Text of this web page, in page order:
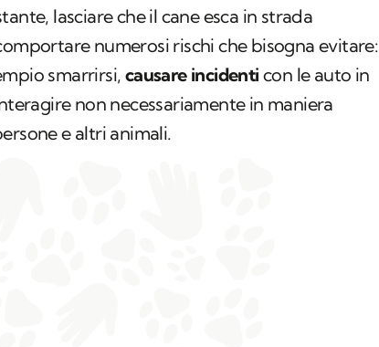
lasciare che il cane esca in strada
numerosi rischi che bisogna evitare:
smarrirsi,causare incidenti con le auto in
non necessariamente in maniera
e altri animali.